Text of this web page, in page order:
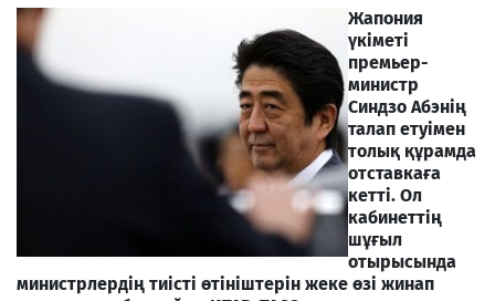
Жапония
үкіметі
премьер-
министр
Синдзо Абэнің
талап етуімен
толық құрамда
отставкаға
кетті. Ол
кабинеттің
шұғыл
отырысында
министрлердің тиісті өтініштерін жеке өзі жинап